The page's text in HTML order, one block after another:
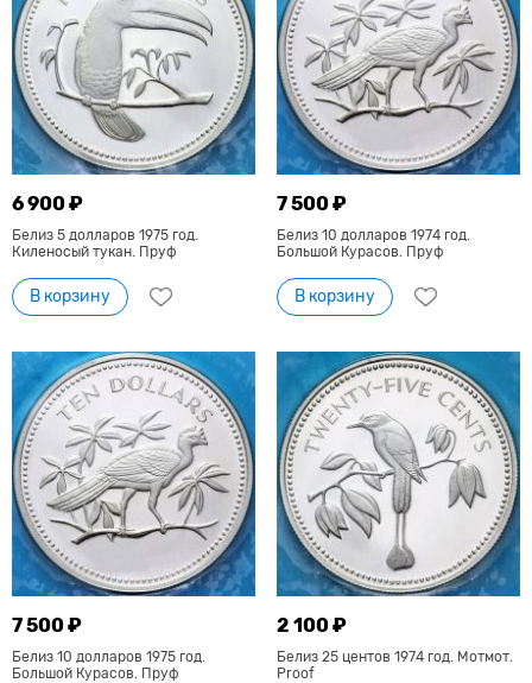
6 900 ₽
Белиз 5 долларов 1975 год.
Киленосый тукан. Пруф
В корзину
7 500 ₽
Белиз 10 долларов 1974 год.
Большой Курасов. Пруф
В корзину
7 500 ₽
Белиз 10 долларов 1975 год.
Большой Курасов. Пруф
2 100 ₽
Белиз 25 центов 1974 год. Мотмот.
Proof